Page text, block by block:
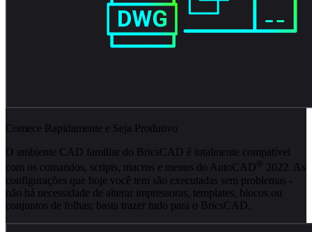
Comece Rapidamente e Seja Produtivo
O ambiente CAD familiar do BricsCAD é totalmente compatível
com os comandos, scripts, macros e menus do AutoCAD ® 2022. As
configurações que hoje você tem são executadas sem problemas -
não há necessidade de alterar impressoras, templates, blocos ou
conjuntos de folhas; basta trazer tudo para o BricsCAD.